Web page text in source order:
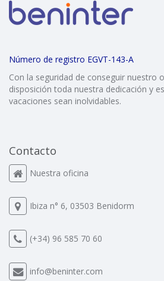
Número de registro EGVT-143-A
Con la seguridad de conseguir nuestro
disposición toda nuestra dedicación y
vacaciones sean inolvidables.
Contacto
Nuestra oficina
Ibiza n° 6, 03503 Benidorm
(+34) 96 585 70 60
info@beninter.com